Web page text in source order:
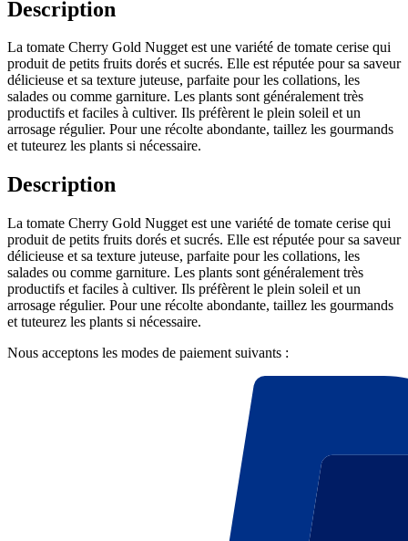
Description
La tomate Cherry Gold Nugget est une variété de tomate cerise qui
produit de petits fruits dorés et sucrés. Elle est réputée pour sa saveur
délicieuse et sa texture juteuse, parfaite pour les collations, les
salades ou comme garniture. Les plants sont généralement très
productifs et faciles à cultiver. Ils préfèrent le plein soleil et un
arrosage régulier. Pour une récolte abondante, taillez les gourmands
et tuteurez les plants si nécessaire.
Description
La tomate Cherry Gold Nugget est une variété de tomate cerise qui
produit de petits fruits dorés et sucrés. Elle est réputée pour sa saveur
délicieuse et sa texture juteuse, parfaite pour les collations, les
salades ou comme garniture. Les plants sont généralement très
productifs et faciles à cultiver. Ils préfèrent le plein soleil et un
arrosage régulier. Pour une récolte abondante, taillez les gourmands
et tuteurez les plants si nécessaire.
Nous acceptons les modes de paiement suivants :